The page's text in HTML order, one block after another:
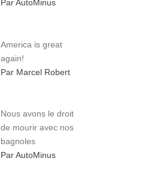
Par AutoMinus
America is great
again!
Par Marcel Robert
Nous avons le droit
de mourir avec nos
bagnoles
Par AutoMinus